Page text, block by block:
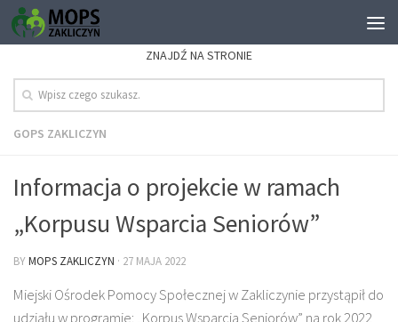
ZNAJDŹ NA STRONIE
GOPS ZAKLICZYN
Informacja o projekcie w ramach
„Korpusu Wsparcia Seniorów”
BYMOPS ZAKLICZYN · 27 MAJA 2022
Miejski Ośrodek Pomocy Społecznej w Zakliczynie przystąpił do
udziału w programie: „Korpus Wsparcia Seniorów” na rok 2022